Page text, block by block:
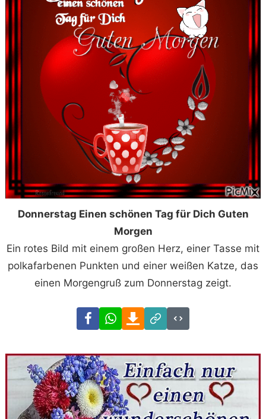
Donnerstag Einen schönen Tag für Dich Guten
Morgen
Ein rotes Bild mit einem großen Herz, einer Tasse mit
polkafarbenen Punkten und einer weißen Katze, das
einen Morgengruß zum Donnerstag zeigt.
FacebookWhatsAppDownload
Link
Code